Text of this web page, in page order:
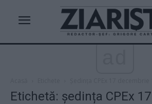
Etichetă: şedința CPEx